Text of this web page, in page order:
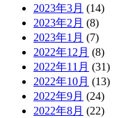
2023年3月 (14)
2023年2月 (8)
2023年1月 (7)
2022年12月 (8)
2022年11月 (31)
2022年10月 (13)
2022年9月 (24)
2022年8月 (22)